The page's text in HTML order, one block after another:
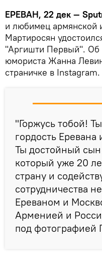
ЕРЕВАН, 22 дек —
и любимец армянской
Мартиросян
"Аргишти Первый". Об
юмориста Жанна
страничке в Instagram.
"Горжусь тобой!
гордость
Ты достойный сын
который уже 20
страну и
сотрудничества
Ереваном и
Арменией и
под фотографией